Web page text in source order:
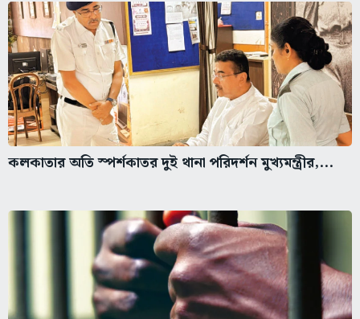
কলকাতার অতি স্পর্শকাতর দুই থানা পরিদর্শন মুখ্যমন্ত্রীর,...